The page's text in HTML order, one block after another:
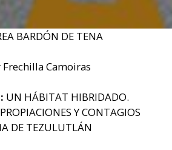
BARDÓN DE TENA
Frechilla Camoiras
UN HÁBITAT HIBRIDADO.
Y CONTAGIOS
DE TEZULUTLÁN